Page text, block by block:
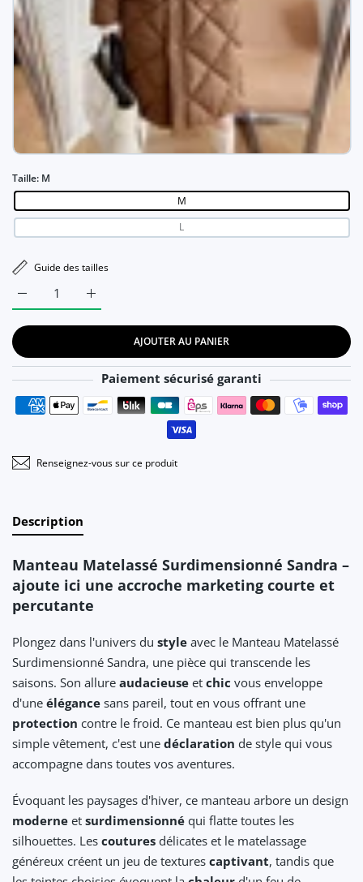
Taille: M
M
L
Guide des tailles
Augmenter la quantité de Manteau Matelassé
Augmenter la quantité de Manteau Matelassé
AJOUTER AU PANIER
Paiement sécurisé garanti
Moyens de paiement
Renseignez-vous sur ce produit
Description
Manteau Matelassé Surdimensionné Sandra –
ajoute ici une accroche marketing courte et
percutante
Plongez dans l'univers du style avec le Manteau Matelassé
Surdimensionné Sandra, une pièce qui transcende les
saisons. Son allure audacieuse et chic vous enveloppe
d'une élégance sans pareil, tout en vous offrant une
protection contre le froid. Ce manteau est bien plus qu'un
simple vêtement, c'est une déclaration de style qui vous
accompagne dans toutes vos aventures.
Évoquant les paysages d'hiver, ce manteau arbore un design
moderne et surdimensionné qui flatte toutes les
silhouettes. Les coutures délicates et le matelassage
généreux créent un jeu de textures captivant, tandis que